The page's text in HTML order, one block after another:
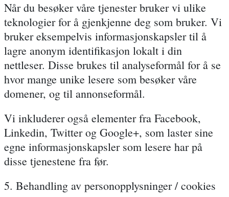
Når du besøker våre tjenester bruker vi ulike
teknologier for å gjenkjenne deg som bruker. Vi
bruker eksempelvis informasjonskapsler til å
lagre anonym identifikasjon lokalt i din
nettleser. Disse brukes til analyseformål for å se
hvor mange unike lesere som besøker våre
domener, og til annonseformål.
Vi inkluderer også elementer fra Facebook,
Linkedin, Twitter og Google+, som laster sine
egne informasjonskapsler som lesere har på
disse tjenestene fra før.
5. Behandling av personopplysninger / cookies